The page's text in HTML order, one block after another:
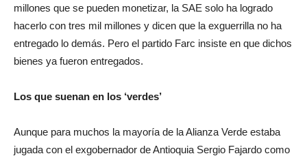
millones que se pueden monetizar, la SAE solo ha logrado
hacerlo con tres mil millones y dicen que la exguerrilla no ha
entregado lo demás. Pero el partido Farc insiste en que dichos
bienes ya fueron entregados.
Los que suenan en los ‘verdes’
Aunque para muchos la mayoría de la Alianza Verde estaba
jugada con el exgobernador de Antioquia Sergio Fajardo como